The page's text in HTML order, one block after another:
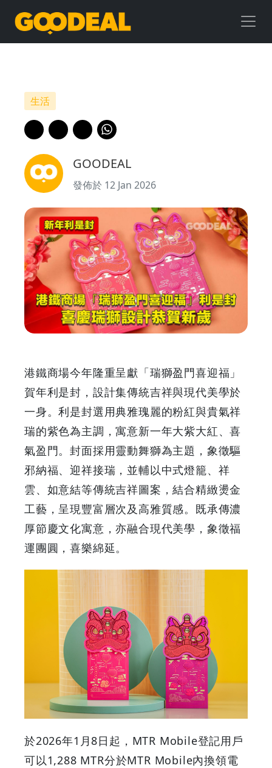
新
年
「瑞
福」
生活
GOODEAL
發佈於 12 Jan 2026
港鐵商場今年隆重呈獻「瑞獅盈門喜迎福」
賀年利是封，設計集傳統吉祥與現代美學於
一身。利是封選用典雅瑰麗的粉紅與貴氣祥
瑞的紫色為主調，寓意新一年大紫大紅、喜
氣盈門。封面採用靈動舞獅為主題，象徵驅
邪納福、迎祥接瑞，並輔以中式燈籠、祥
雲、如意結等傳統吉祥圖案，結合精緻燙金
工藝，呈現豐富層次及高雅質感。既承傳濃
厚節慶文化寓意，亦融合現代美學，象徵福
運團圓，喜樂綿延。
於2026年1月8日起，MTR Mobile登記用戶
可以1,288 MTR分於MTR Mobile內換領電